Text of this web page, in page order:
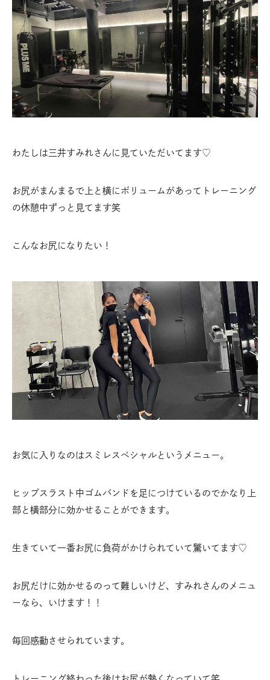
わたしは三井すみれさんに見ていただいてます♡
お尻がまんまるで上と横にボリュームがあってトレーニング
の休憩中ずっと見てます笑
こんなお尻になりたい！
お気に入りなのはスミレスペシャルというメニュー。
ヒップスラスト中ゴムバンドを足につけているのでかなり上
部と横部分に効かせることができます。
生きていて一番お尻に負荷がかけられていて驚いてます♡
お尻だけに効かせるのって難しいけど、すみれさんのメニュ
ーなら、いけます！！
毎回感動させられています。